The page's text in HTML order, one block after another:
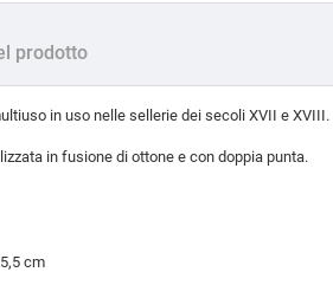
prodotto
in uso nelle sellerie dei secoli XVII e
in fusione di ottone e con doppia punta.
cm